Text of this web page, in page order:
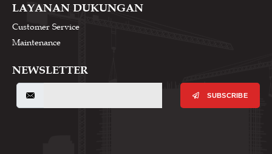
LAYANAN DUKUNGAN
Customer Service
Maintenance
NEWSLETTER
SUBSCRIBE